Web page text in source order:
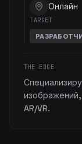
Онлайн
TARGET
THE EDGE
AR/VR.